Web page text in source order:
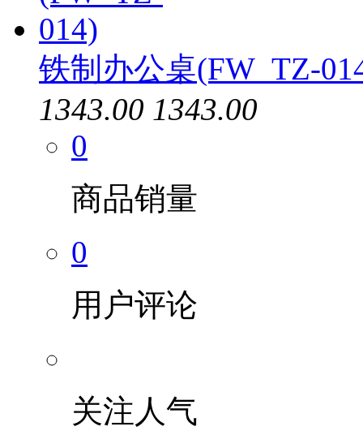
铁制办公桌(FW_TZ-
1343.00 1343.00
0
商品销量
0
用户评论
关注人气